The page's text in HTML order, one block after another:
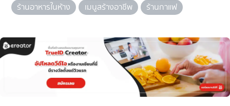
ร้านอาหารในห้าง
เมนูสร้างอาชีพ ร้านกาแฟ